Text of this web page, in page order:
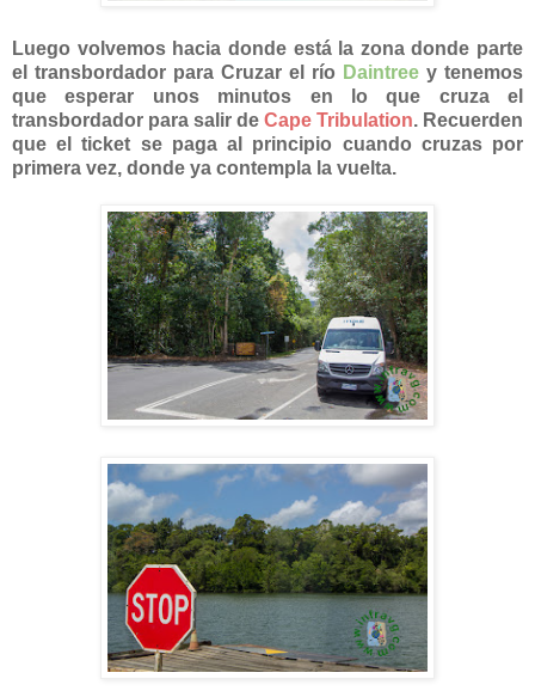
Luego volvemos hacia donde está la zona donde parte
el transbordador para Cruzar el río Daintree y tenemos
que esperar unos minutos en lo que cruza el
transbordador para salir de Cape Tribulation. Recuerden
que el ticket se paga al principio cuando cruzas por
primera vez, donde ya contempla la vuelta.